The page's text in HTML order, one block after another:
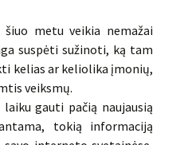
metu veikia nemažai
suspėti sužinoti, ką tam
kelias ar keliolika įmonių,
veiksmų.
gauti pačią naujausią
tokią informaciją